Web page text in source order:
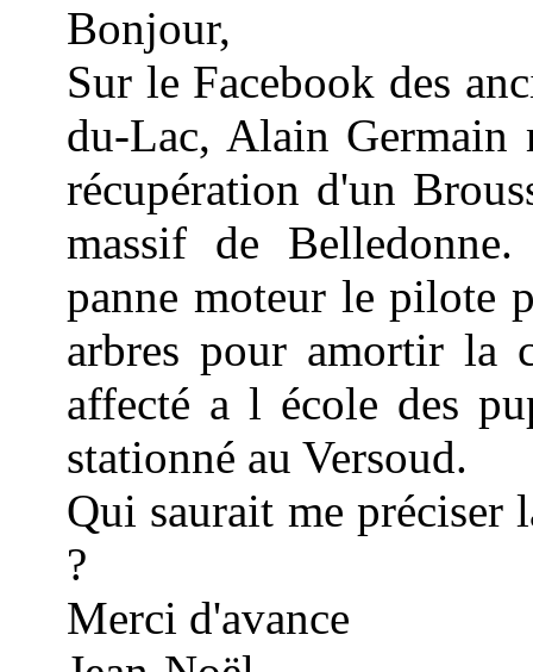
Bonjour,
Sur le Facebook des
du-Lac, Alain Germain
récupération d'un
massif de
panne moteur le pilote
arbres pour amortir la
affecté a l école des
stationné au Versoud.
Qui saurait me préciser
?
Merci d'avance